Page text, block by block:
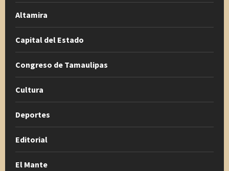
Altamira
Capital del Estado
Congreso de Tamaulipas
Cultura
Deportes
Editorial
El Mante